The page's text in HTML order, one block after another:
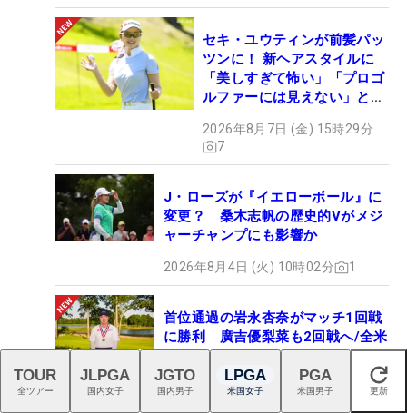
セキ・ユウティンが前髪パッ
ツンに！ 新ヘアスタイルに
「美しすぎて怖い」「プロゴ
ルファーには見えない」とコ
2026年8月7日 (金) 15時29分
7
J・ローズが『イエローボール』に
変更？ 桑木志帆の歴史的Vがメジ
ャーチャンプにも影響か
2026年8月4日 (火) 10時02分 1
首位通過の岩永杏奈がマッチ1回戦
に勝利 廣吉優梨菜も2回戦へ/全米
女子アマ
2026年8月7日 (金) 10時04分
閉じる
TOUR
全ツアー
JLPGA
国内女子
JGTO
国内男子
LPGA
米国女子
PGA
米国男子 更新